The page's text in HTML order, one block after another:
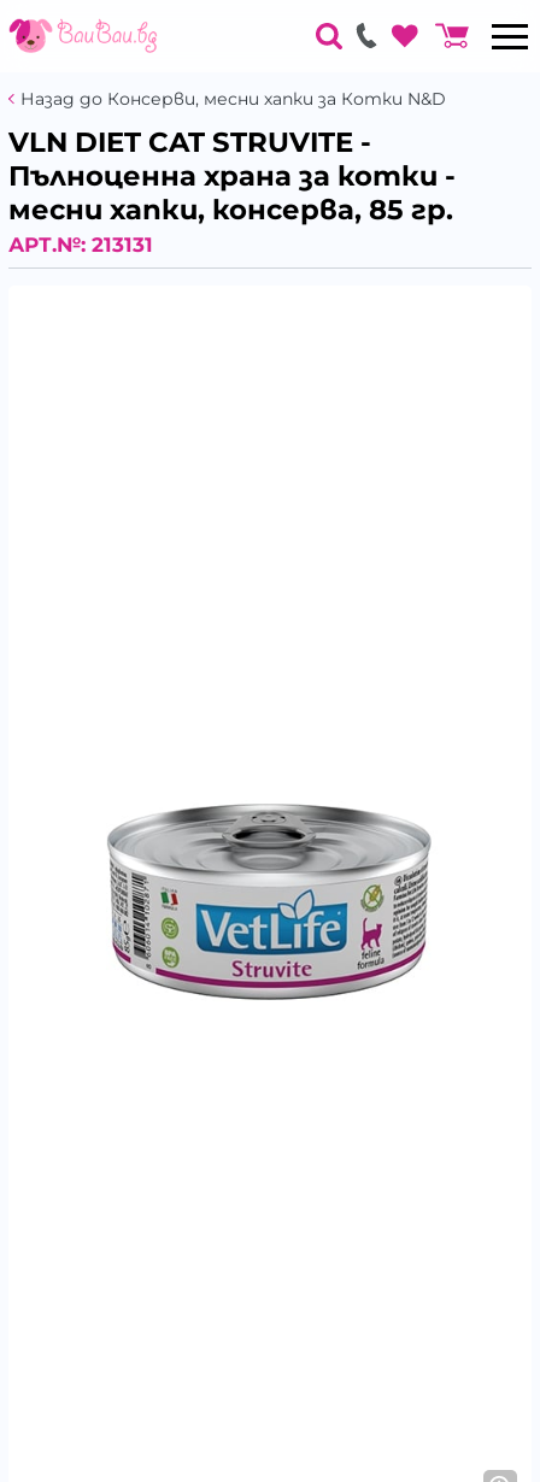
Назад до Консерви, месни хапки за Котки N&D
VLN DIET CAT STRUVITE -
Пълноценна храна за котки -
месни хапки, консерва, 85 гр.
АРТ.№: 213131